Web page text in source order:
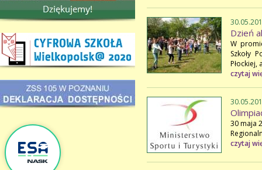
Dzień
W
Szkoły
Płockiej,
czytaj
30 maja
czytaj